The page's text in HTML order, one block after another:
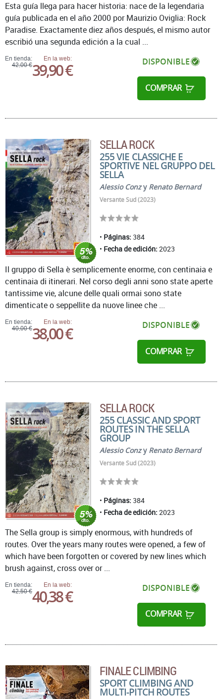
En tienda:
42,00 €
En la web:
39,90 € DISPONIBLE
COMPRAR
Esta guía llega para hacer historia: nace de la legendaria
guía publicada en el año 2000 por Maurizio Oviglia: Rock
Paradise. Exactamente diez años después, el mismo autor
escribió una segunda edición a la cual ...
SELLA ROCK
255 VIE CLASSICHE E
SPORTIVE NEL GRUPPO DEL
SELLA
Alessio Conzy Renato Bernard
Versante Sud (2023)
Páginas: 384
Fecha de edición: 2023
En tienda:
40,00 €
En la web:
38,00 € DISPONIBLE
COMPRAR
Il gruppo di Sella è semplicemente enorme, con centinaia e
centinaia di itinerari. Nel corso degli anni sono state aperte
tantissime vie, alcune delle quali ormai sono state
dimenticate o seppellite da nuove linee che ...
SELLA ROCK
255 CLASSIC AND SPORT
ROUTES IN THE SELLA
GROUP
Alessio Conzy Renato Bernard
Versante Sud (2023)
Páginas: 384
Fecha de edición: 2023
En tienda:
42,50 €
En la web:
40,38 € DISPONIBLE
COMPRAR
The Sella group is simply enormous, with hundreds of
routes. Over the years many routes were opened, a few of
which have been forgotten or covered by new lines which
brush against, cross over or ...
FINALE CLIMBING
SPORT CLIMBING AND
MULTI-PITCH ROUTES